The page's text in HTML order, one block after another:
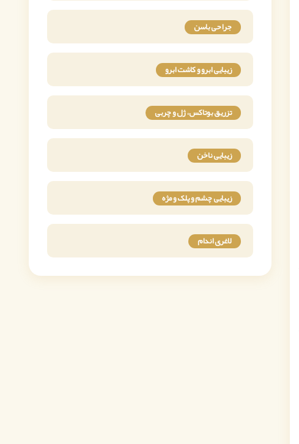
جراحی باسن
زیبایی ابرو و کاشت ابرو
تزریق بوتاکس، ژل و چربی
زیبایی ناخن
زیبایی چشم و پلک و مژه
لاغری اندام